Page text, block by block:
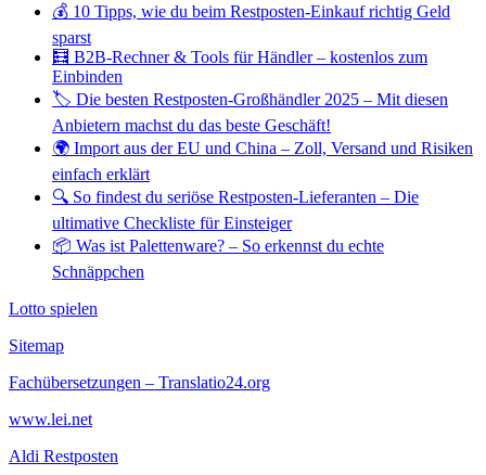
💰 10 Tipps, wie du beim Restposten-Einkauf richtig Geld
sparst
🧮 B2B-Rechner & Tools für Händler – kostenlos zum
Einbinden
🏷️ Die besten Restposten-Großhändler 2025 – Mit diesen
Anbietern machst du das beste Geschäft!
🌍 Import aus der EU und China – Zoll, Versand und Risiken
einfach erklärt
🔍 So findest du seriöse Restposten-Lieferanten – Die
ultimative Checkliste für Einsteiger
📦 Was ist Palettenware? – So erkennst du echte
Schnäppchen
Lotto spielen
Sitemap
Fachübersetzungen – Translatio24.org
www.lei.net
Aldi Restposten